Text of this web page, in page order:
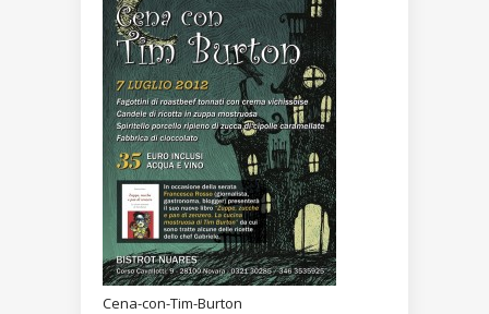
Cena-con-Tim-Burton